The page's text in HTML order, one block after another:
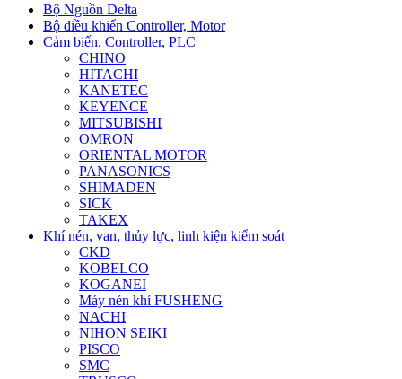
Bộ Nguồn Delta
Bộ điều khiển Controller, Motor
Cảm biến, Controller, PLC
CHINO
HITACHI
KANETEC
KEYENCE
MITSUBISHI
OMRON
ORIENTAL MOTOR
PANASONICS
SHIMADEN
SICK
TAKEX
Khí nén, van, thủy lực, linh kiện kiểm soát
CKD
KOBELCO
KOGANEI
Máy nén khí FUSHENG
NACHI
NIHON SEIKI
PISCO
SMC